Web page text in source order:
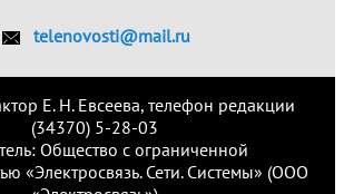
telenovosti@mail.ru
Е. Н. Евсеева, телефон редакции
(34370) 5-28-03
Общество с ограниченной
«Электросвязь. Сети. Системы» (ООО